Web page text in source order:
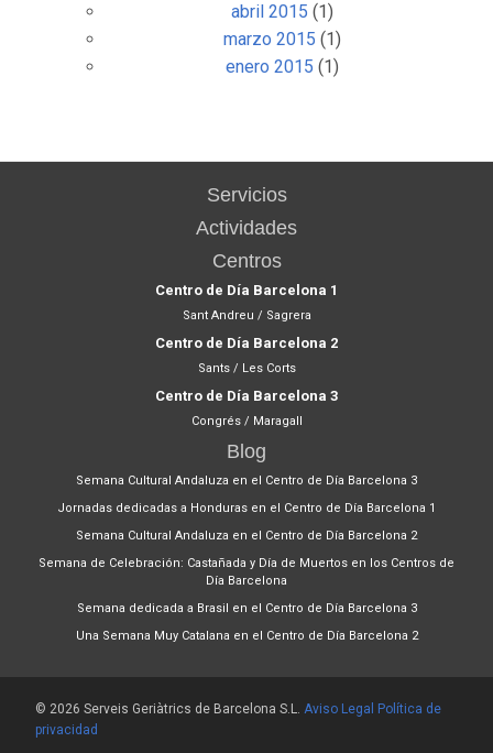
abril 2015 (1)
marzo 2015 (1)
enero 2015 (1)
Servicios
Actividades
Centros
Centro de Día Barcelona 1
Sant Andreu / Sagrera
Centro de Día Barcelona 2
Sants / Les Corts
Centro de Día Barcelona 3
Congrés / Maragall
Blog
Semana Cultural Andaluza en el Centro de Día Barcelona 3
Jornadas dedicadas a Honduras en el Centro de Día Barcelona 1
Semana Cultural Andaluza en el Centro de Día Barcelona 2
Semana de Celebración: Castañada y Día de Muertos en los Centros de
Día Barcelona
Semana dedicada a Brasil en el Centro de Día Barcelona 3
Una Semana Muy Catalana en el Centro de Día Barcelona 2
© 2026 Serveis Geriàtrics de Barcelona S.L. Aviso Legal
Política de
privacidad